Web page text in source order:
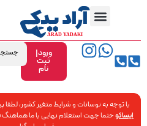
ورود|
ثبت
نام
با توجه به نوسانات و شرایط متغیر کشور،
ایساکوحتما جهت استعلام نهایی با ما هماهنگ